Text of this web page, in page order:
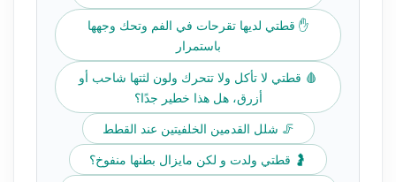
✋ قطتي لديها تقرحات في الفم وتحك وجهها
باستمرار
🩸 قطتي لا تأكل ولا تتحرك ولون لثتها شاحب أو
أزرق، هل هذا خطير جدًا؟
🦵 شلل القدمين الخلفيتين عند القطط
🤰 قطتي ولدت و لكن مايزال بطنها منفوخ؟